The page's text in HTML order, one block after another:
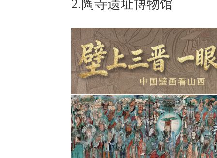
2.陶寺遗址博物馆